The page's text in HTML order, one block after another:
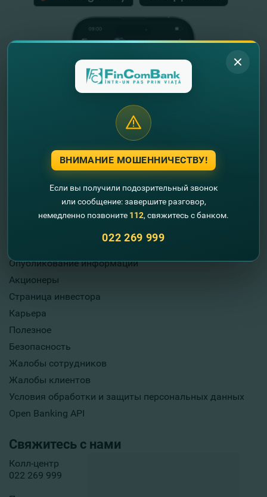
Опубликование информации
Акционеры
Страница инвестора
Карьера
Полезное
Безопасность
Жалобы сотрудников
Жалобы клиентов
Условия обработки и защиты персональных данных
Open Banking API
Свяжитесь с нами
Колл-центр
022 269 999
ВНИМАНИЕ МОШЕННИЧЕСТВУ!
Если вы получили подозрительный звонок
или сообщение: завершите разговор,
немедленно позвоните 112, свяжитесь с банком.
022 269 999